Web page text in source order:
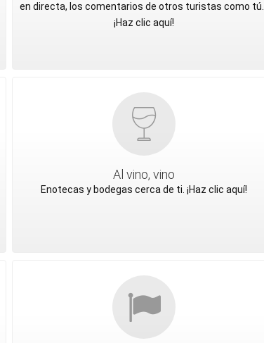
en directa, los comentarios de otros turistas como tú...
¡Haz clic aquí!
Al vino, vino
Enotecas y bodegas cerca de ti. ¡Haz clic aquí!